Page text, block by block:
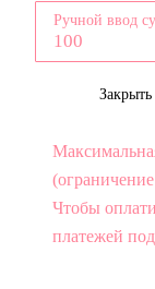
Ручной ввод
Закрыть
Чтобы
платежей